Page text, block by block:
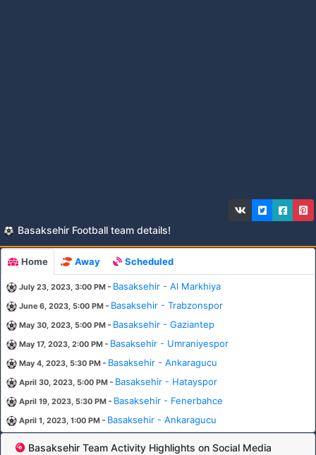
Basaksehir Football team details!
Home Away Scheduled
July 23, 2023, 3:00 PM - Basaksehir - Al Markhiya
June 6, 2023, 5:00 PM - Basaksehir - Trabzonspor
May 30, 2023, 5:00 PM - Basaksehir - Gaziantep
May 17, 2023, 2:00 PM - Basaksehir - Umraniyespor
May 4, 2023, 5:30 PM - Basaksehir - Ankaragucu
April 30, 2023, 5:00 PM - Basaksehir - Hatayspor
April 19, 2023, 5:30 PM - Basaksehir - Fenerbahce
April 1, 2023, 1:00 PM - Basaksehir - Ankaragucu
Basaksehir Team Activity Highlights on Social Media